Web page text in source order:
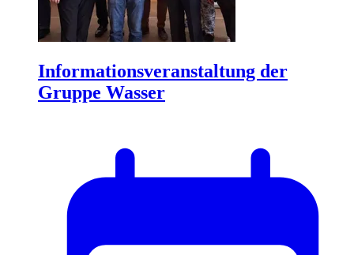
Informationsveranstaltung der
Gruppe Wasser